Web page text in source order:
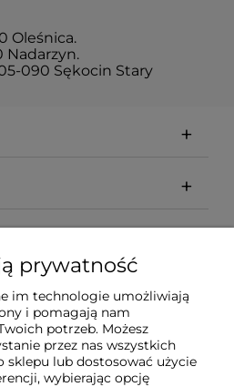
Oleśnica.
Nadarzyn.
090 Sękocin Stary
prywatność
im technologie umożliwiają
i pomagają nam
potrzeb. Możesz
przez nas wszystkich
sklepu lub dostosować użycie
wybierając opcję